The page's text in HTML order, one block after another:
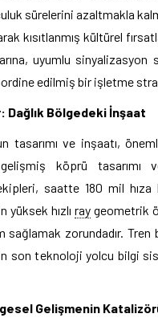
sürelerini azaltmakla
kısıtlanmış kültürel
uyumlu
edilmiş bir işletme
Dağlık Bölgedeki İnşaat
tasarımı ve inşaatı,
köprü tasarımı
saatte 180 mil
yüksek hızlı ray geometrik
zorundadır. Tren
son teknoloji yolcu bilgi
Gelişmenin